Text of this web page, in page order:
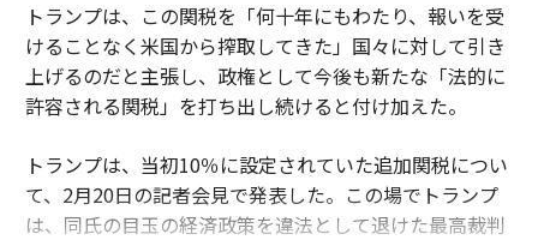
トランプは、この関税を「何十年にもわたり、報いを受
けることなく米国から搾取してきた」国々に対して引き
上げるのだと主張し、政権として今後も新たな「法的に
許容される関税」を打ち出し続けると付け加えた。
トランプは、当初10％に設定されていた追加関税につい
て、2月20日の記者会見で発表した。この場でトランプ
は、同氏の目玉の経済政策を違法として退けた最高裁判